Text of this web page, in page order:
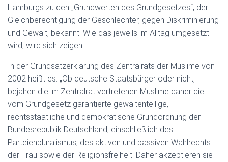
Hamburgs zu den „Grundwerten des Grundgesetzes“, der
Gleichberechtigung der Geschlechter, gegen Diskriminierung
und Gewalt, bekannt. Wie das jeweils im Alltag umgesetzt
wird, wird sich zeigen.
In der Grundsatzerklärung des Zentralrats der Muslime von
2002 heißt es: „Ob deutsche Staatsbürger oder nicht,
bejahen die im Zentralrat vertretenen Muslime daher die
vom Grundgesetz garantierte gewaltenteilige,
rechtsstaatliche und demokratische Grundordnung der
Bundesrepublik Deutschland, einschließlich des
Parteienpluralismus, des aktiven und passiven Wahlrechts
der Frau sowie der Religionsfreiheit. Daher akzeptieren sie